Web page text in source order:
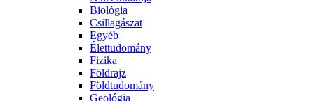
Biológia
Csillagászat
Egyéb
Élettudomány
Fizika
Földrajz
Földtudomány
Geológia